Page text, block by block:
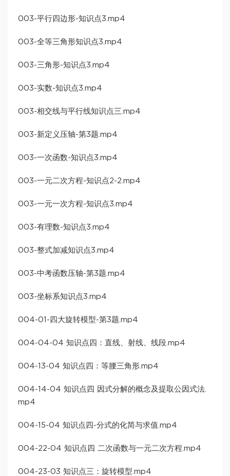
003-平行四边形-知识点3.mp4
003-全等三角形知识点3.mp4
003-三角形-知识点3.mp4
003-实数-知识点3.mp4
003-相交线与平行线知识点三.mp4
003-新定义压轴-第3题.mp4
003-一次函数-知识点3.mp4
003-一元二次方程-知识点2-2.mp4
003-一元一次方程-知识点3.mp4
003-有理数-知识点3.mp4
003-整式加减知识点3.mp4
003-中考函数压轴-第3题.mp4
003-坐标系知识点3.mp4
004-01-四大旋转模型-第3题.mp4
004-04-04 知识点四：直线、射线、线段.mp4
004-13-04 知识点四：等腰三角形.mp4
004-14-04 知识点四 因式分解的概念及提取公因式法.
mp4
004-15-04 知识点四-分式的化简与求值.mp4
004-22-04 知识点四 二次函数与一元二次方程.mp4
004-23-03 知识点三：旋转模型.mp4